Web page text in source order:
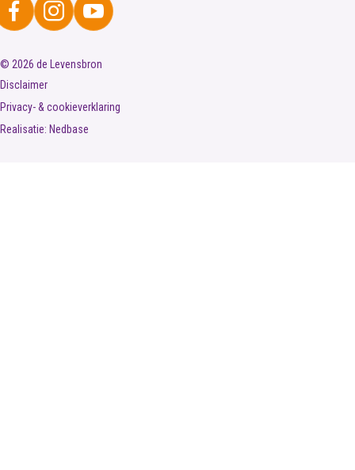
© 2026 de Levensbron
Disclaimer
Privacy- & cookieverklaring
Realisatie: Nedbase